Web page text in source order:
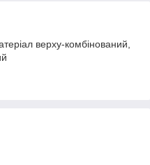
верху-комбінований,